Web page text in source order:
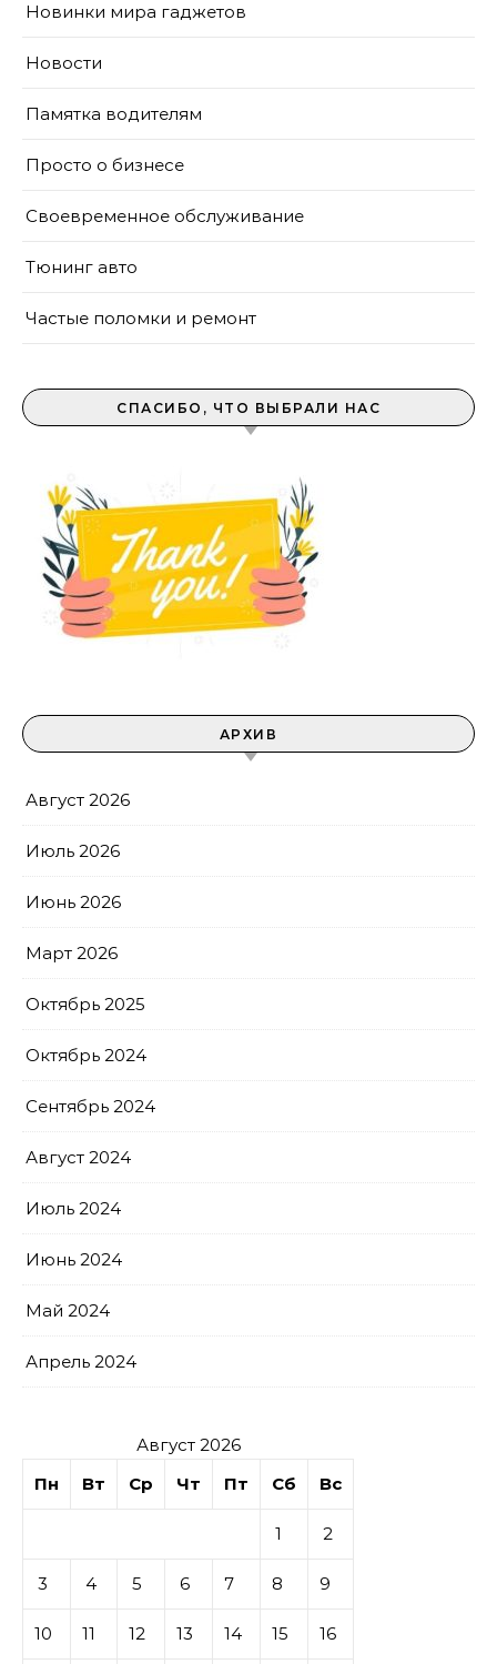
Новинки мира гаджетов
Новости
Памятка водителям
Просто о бизнесе
Своевременное обслуживание
Тюнинг авто
Частые поломки и ремонт
СПАСИБО, ЧТО ВЫБРАЛИ НАС
АРХИВ
Август 2026
Июль 2026
Июнь 2026
Март 2026
Октябрь 2025
Октябрь 2024
Сентябрь 2024
Август 2024
Июль 2024
Июнь 2024
Май 2024
Апрель 2024
Август 2026
Пн
Вт Ср Чт Пт Сб Вс
1 2
3 4 5 6 7 8 9
10 11 12 13 14 15 16